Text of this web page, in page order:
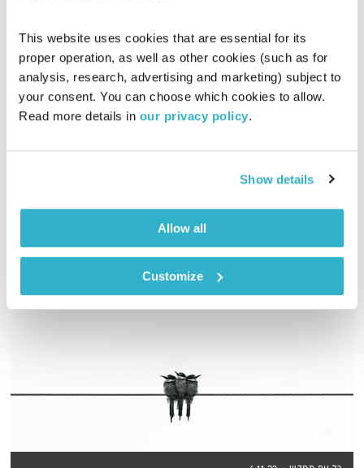
This website uses cookies that are essential for its
proper operation, as well as other cookies (such as for
analysis, research, advertising and marketing) subject to
your consent. You can choose which cookies to allow.
Read more details in our privacy policy.
Show details
Allow all
Customize
תכניות וקטעים נבחרים
שדרנים מתחלפים
30.08.16
00:09:03
מה קורה לספונטניות ולאינטימיות עם השנים? איך אפשר לשמר
אודיו